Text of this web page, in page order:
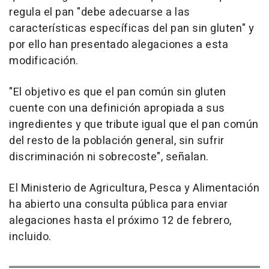
regula el pan "debe adecuarse a las
características específicas del pan sin gluten" y
por ello han presentado alegaciones a esta
modificación.
"El objetivo es que el pan común sin gluten
cuente con una definición apropiada a sus
ingredientes y que tribute igual que el pan común
del resto de la población general, sin sufrir
discriminación ni sobrecoste", señalan.
El Ministerio de Agricultura, Pesca y Alimentación
ha abierto una consulta pública para enviar
alegaciones hasta el próximo 12 de febrero,
incluido.